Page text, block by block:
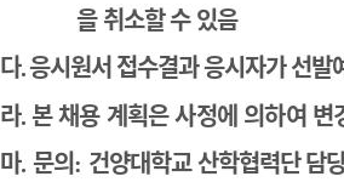
을 취소할 수 있음
다.응시원서 접수결과 응시자가 선
라. 본 채용 계획은 사정에 의하여 변
마. 문의: 건양대학교 산학협력단담